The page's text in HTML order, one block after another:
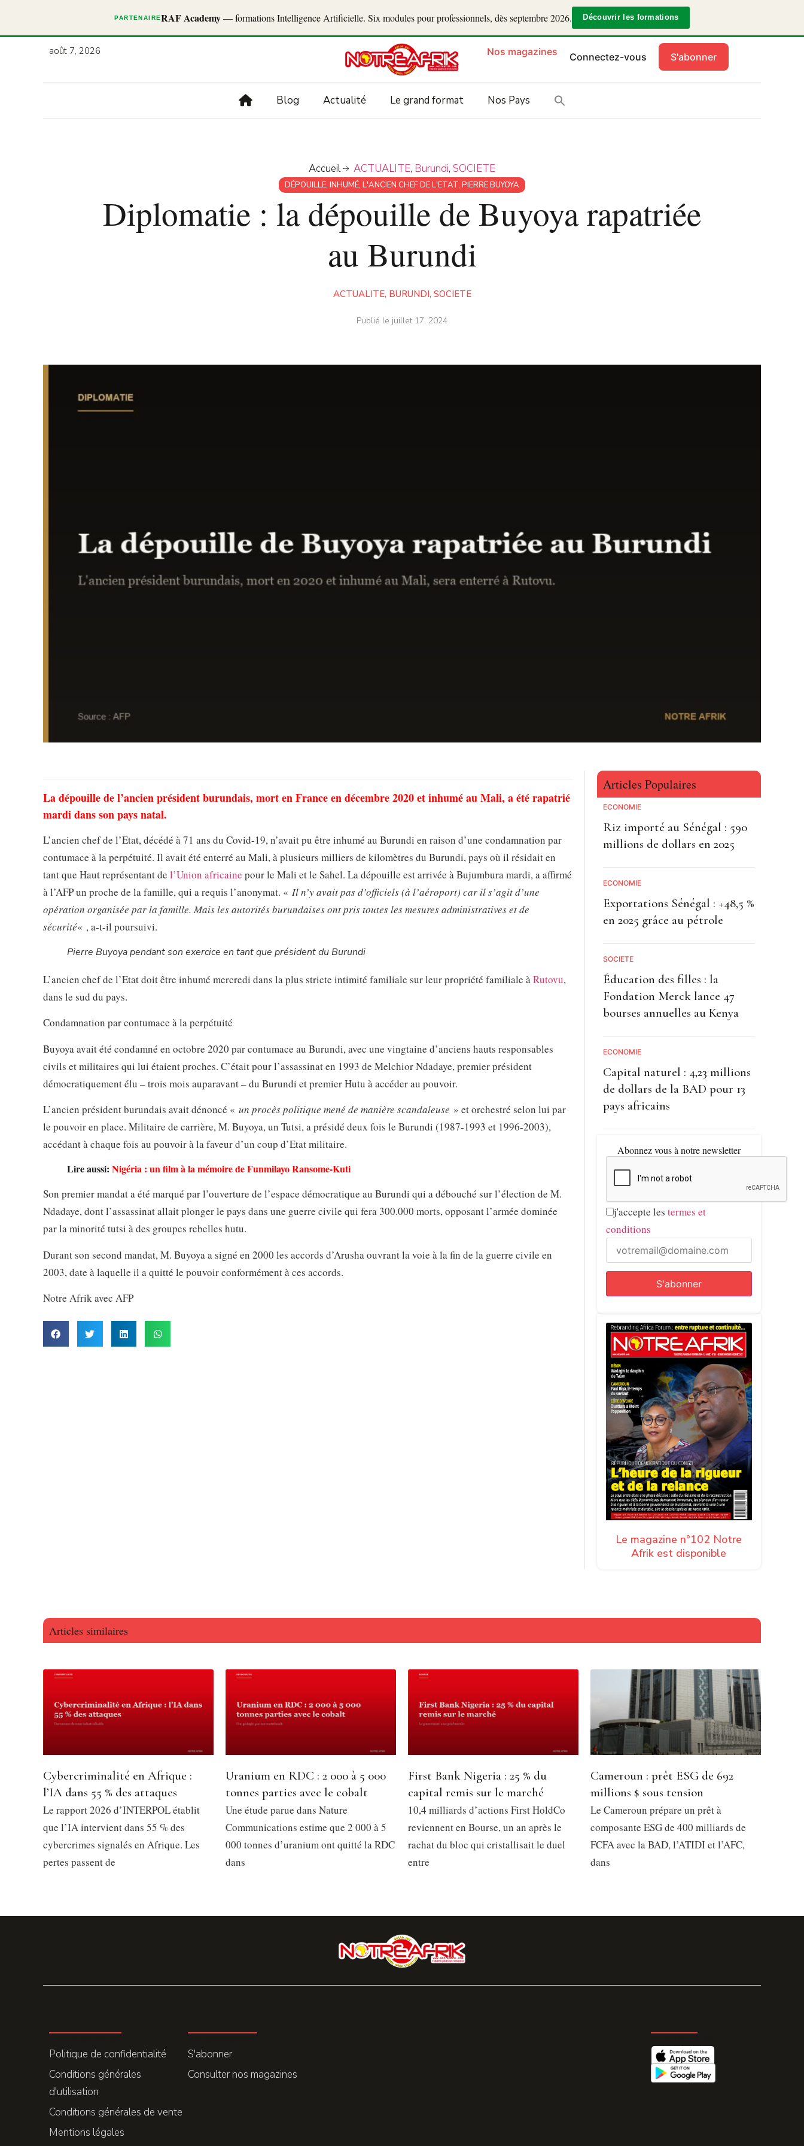
PARTENAIRERAF Academy— formations Intelligence Artificielle. Six modules pour professionnels, dès septembre 2026. Découvrir les formations
août 7, 2026 Nos magazines Connectez-vous S'abonner
Blog Actualité Le grand format Nos Pays
Accueil ACTUALITE, Burundi,SOCIETE
DÉPOUILLE, INHUMÉ, L'ANCIEN CHEF DE L'ETAT, PIERRE BUYOYA
Diplomatie : la dépouille de Buyoya rapatriée
au Burundi
ACTUALITE, BURUNDI, SOCIETE
Publié le juillet 17, 2024
La dépouille de l’ancien président burundais, mort en France en décembre 2020 et inhumé au Mali, a été rapatrié
mardi dans son pays natal.
L’ancien chef de l’Etat, décédé à 71 ans du Covid-19, n’avait pu être inhumé au Burundi en raison d’une condamnation par
contumace à la perpétuité. Il avait été enterré au Mali, à plusieurs milliers de kilomètres du Burundi, pays où il résidait en
tant que Haut représentant de l’Union africaine pour le Mali et le Sahel. La dépouille est arrivée à Bujumbura mardi, a affirmé
à l’AFP un proche de la famille, qui a requis l’anonymat. « Il n’y avait pas d’officiels (à l’aéroport) car il s’agit d’une
opération organisée par la famille. Mais les autorités burundaises ont pris toutes les mesures administratives et de
sécurité« , a-t-il poursuivi.
Pierre Buyoya pendant son exercice en tant que président du Burundi
L’ancien chef de l’Etat doit être inhumé mercredi dans la plus stricte intimité familiale sur leur propriété familiale àRutovu,
dans le sud du pays.
Condamnation par contumace à la perpétuité
Buyoya avait été condamné en octobre 2020 par contumace au Burundi, avec une vingtaine d’anciens hauts responsables
civils et militaires qui lui étaient proches. C’était pour l’assassinat en 1993 de Melchior Ndadaye, premier président
démocratiquement élu – trois mois auparavant – du Burundi et premier Hutu à accéder au pouvoir.
L’ancien président burundais avait dénoncé « un procès politique mené de manière scandaleuse » et orchestré selon lui par
le pouvoir en place. Militaire de carrière, M. Buyoya, un Tutsi, a présidé deux fois le Burundi (1987-1993 et 1996-2003),
accédant à chaque fois au pouvoir à la faveur d’un coup d’Etat militaire.
Lire aussi: Nigéria : un film à la mémoire de Funmilayo Ransome-Kuti
Son premier mandat a été marqué par l’ouverture de l’espace démocratique au Burundi qui a débouché sur l’élection de M.
Ndadaye, dont l’assassinat allait plonger le pays dans une guerre civile qui fera 300.000 morts, opposant l’armée dominée
par la minorité tutsi à des groupes rebelles hutu.
Durant son second mandat, M. Buyoya a signé en 2000 les accords d’Arusha ouvrant la voie à la fin de la guerre civile en
2003, date à laquelle il a quitté le pouvoir conformément à ces accords.
Notre Afrik avec AFP
Articles Populaires
ECONOMIE
Riz importé au Sénégal : 590
millions de dollars en 2025
ECONOMIE
Exportations Sénégal : +48,5 %
en 2025 grâce au pétrole
SOCIETE
Éducation des filles : la
Fondation Merck lance 47
bourses annuelles au Kenya
ECONOMIE
Capital naturel : 4,23 millions
de dollars de la BAD pour 13
pays africains
Abonnez vous à notre newsletter
j'accepte les termes et
conditions
Le magazine n°102 Notre
Afrik est disponible
Articles similaires
Cybercriminalité en Afrique :
l’IA dans 55 % des attaques
Le rapport 2026 d’INTERPOL établit
que l’IA intervient dans 55 % des
cybercrimes signalés en Afrique. Les
pertes passent de
Uranium en RDC : 2 000 à 5 000
tonnes parties avec le cobalt
Une étude parue dans Nature
Communications estime que 2 000 à 5
000 tonnes d’uranium ont quitté la RDC
dans
First Bank Nigeria : 25 % du
capital remis sur le marché
10,4 milliards d’actions First HoldCo
reviennent en Bourse, un an après le
rachat du bloc qui cristallisait le duel
entre
Cameroun : prêt ESG de 692
millions $ sous tension
Le Cameroun prépare un prêt à
composante ESG de 400 milliards de
FCFA avec la BAD, l’ATIDI et l’AFC,
dans
Politique de confidentialité
Conditions générales
d'utilisation
Conditions générales de vente
Mentions légales
S'abonner
Consulter nos magazines